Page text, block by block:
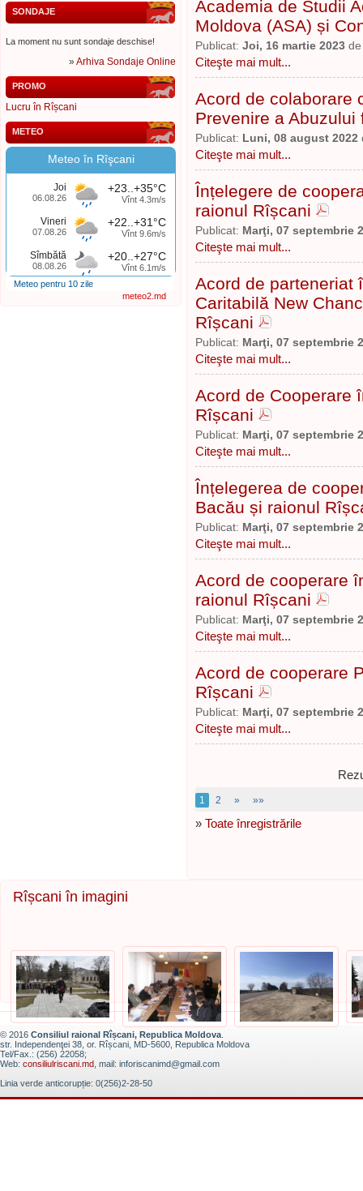
SONDAJE
La moment nu sunt sondaje deschise!
»Arhiva Sondaje Online
PROMO
Lucru în Rîșcani
METEO
Meteo în Rîşcani
Joi
06.08.26
+23..+35°C
Vînt 4.3m/s
Vineri
07.08.26
+22..+31°C
Vînt 9.6m/s
Sîmbătă
08.08.26
+20..+27°C
Vînt 6.1m/s
Meteo pentru 10 zile
meteo2.md
Academia de Studii
Moldova (ASA) și
Publicat: Joi, 16 martie 2023
Citeşte mai mult...
Acord de colaborare
Prevenire a Abuzului
Publicat: Luni, 08 august 2022
Citeşte mai mult...
Înțelegere de
raionul Rîșcani
Publicat: Marţi, 07 septembrie
Citeşte mai mult...
Acord de parteneriat
Caritabilă New
Rîșcani
Publicat: Marţi, 07 septembrie
Citeşte mai mult...
Acord de Cooperare
Rîșcani
Publicat: Marţi, 07 septembrie
Citeşte mai mult...
Înțelegerea de
Bacău și raionul
Publicat: Marţi, 07 septembrie
Citeşte mai mult...
Acord de cooperare
raionul Rîșcani
Publicat: Marţi, 07 septembrie
Citeşte mai mult...
Acord de cooperare
Rîșcani
Publicat: Marţi, 07 septembrie
Citeşte mai mult...
1 2 » »»
» Toate înregistrările
Rîșcani în imagini
© 2016 Consiliul raional Rîșcani, Republica Moldova
str. Independenţei 38, or. Rîșcani, MD-5600, Republica Moldova
Tel/Fax.: (256) 22058;
Web: consiliulriscani.md , mail: inforiscanimd@gmail.com
Linia verde anticorupție: 0(256)2-28-50